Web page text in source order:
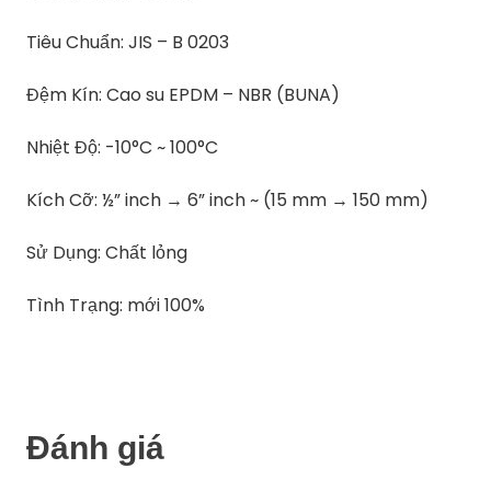
Tiêu Chuẩn: JIS – B 0203
Đệm Kín: Cao su EPDM – NBR (BUNA)
Nhiệt Độ: -10°C ~ 100°C
Kích Cỡ: ½” inch → 6” inch ~ (15 mm → 150 mm)
Sử Dụng: Chất lỏng
Tình Trạng: mới 100%
Đánh giá